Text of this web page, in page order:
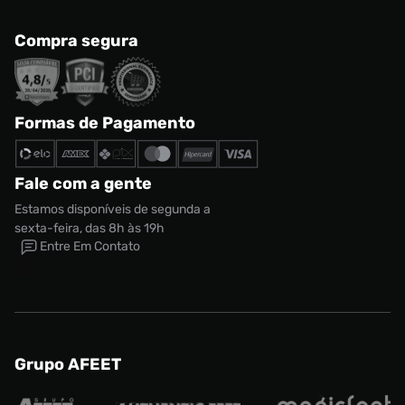
Compra segura
Formas de Pagamento
Fale com a gente
Estamos disponíveis de segunda a
sexta-feira, das 8h às 19h
Entre Em Contato
Grupo AFEET